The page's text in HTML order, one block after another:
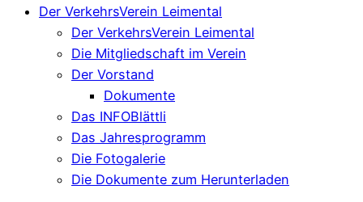
Der VerkehrsVerein Leimental
Der VerkehrsVerein Leimental
Die Mitgliedschaft im Verein
Der Vorstand
Dokumente
Das INFOBlättli
Das Jahresprogramm
Die Fotogalerie
Die Dokumente zum Herunterladen